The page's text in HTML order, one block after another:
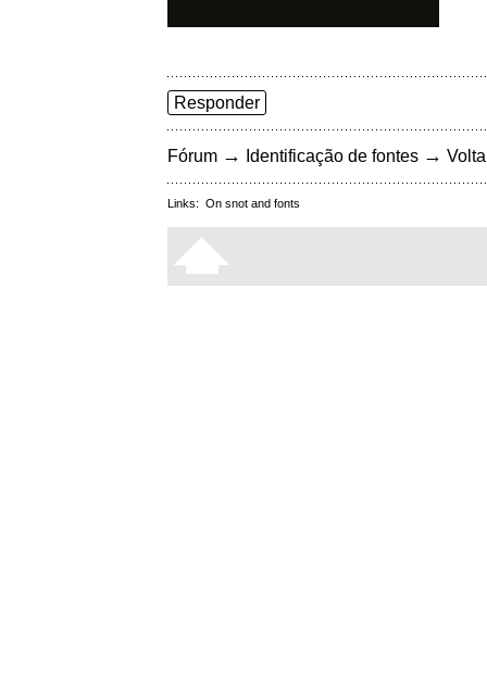
Responder
Fórum → Identificação de fontes →
Links: On snot and fonts